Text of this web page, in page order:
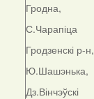
Гродна,
С.Чарапіца
Гродзенскі р-н,
Ю.Шашэнька,
Дз.Вінчэўскі